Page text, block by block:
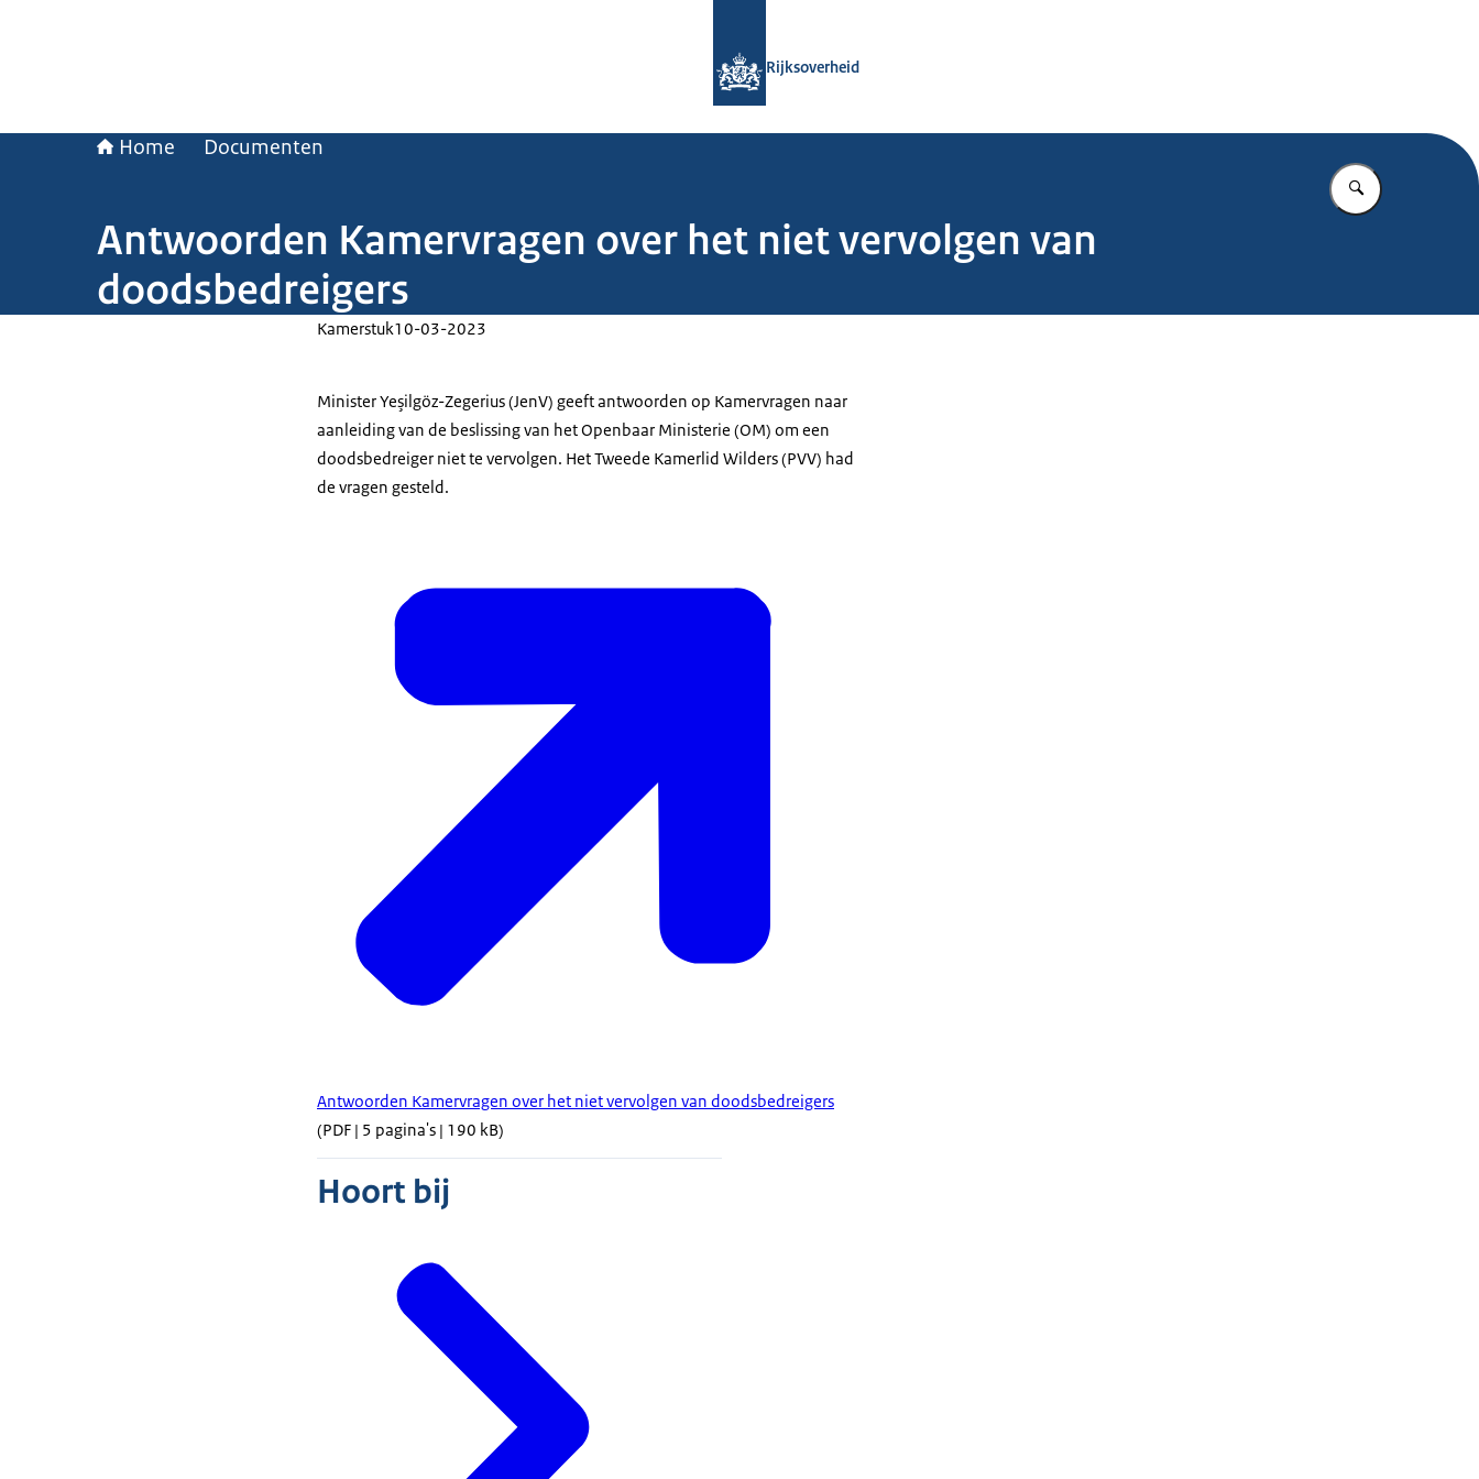
Rijksoverheid
Home Documenten
Vul in wat u
Antwoorden Kamervragen over het niet vervolgen van
doodsbedreigers
Kamerstuk10-03-2023
Minister Yeşilgöz-Zegerius (JenV) geeft antwoorden op Kamervragen naar
aanleiding van de beslissing van het Openbaar Ministerie (OM) om een
doodsbedreiger niet te vervolgen. Het Tweede Kamerlid Wilders (PVV) had
de vragen gesteld.
Antwoorden Kamervragen over het niet vervolgen van doodsbedreigers
(PDF | 5 pagina's | 190 kB)
Hoort bij